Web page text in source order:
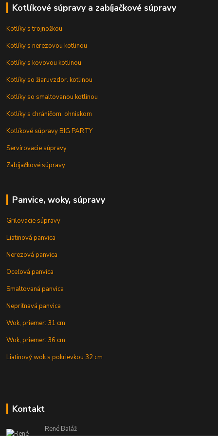
Kotlíkové súpravy a zabíjačkové súpravy
Kotlíky s trojnožkou
Kotlíky s nerezovou kotlinou
Kotlíky s kovovou kotlinou
Kotlíky so žiaruvzdor. kotlinou
Kotlíky so smaltovanou kotlinou
Kotlíky s chráničom, ohniskom
Kotlíkové súpravy BIG PARTY
Servírovacie súpravy
Zabíjačkové súpravy
Panvice, woky, súpravy
Grilovacie súpravy
Liatinová panvica
Nerezová panvica
Oceľová panvica
Smaltovaná panvica
Nepriľnavá panvica
Wok, priemer: 31 cm
Wok, priemer: 36 cm
Liatinový wok s pokrievkou 32 cm
Kontakt
René Baláž
Eshop: +421 902 212 007